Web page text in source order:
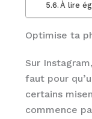
À lire
Optimise ta
Sur
faut pour
certains
commence